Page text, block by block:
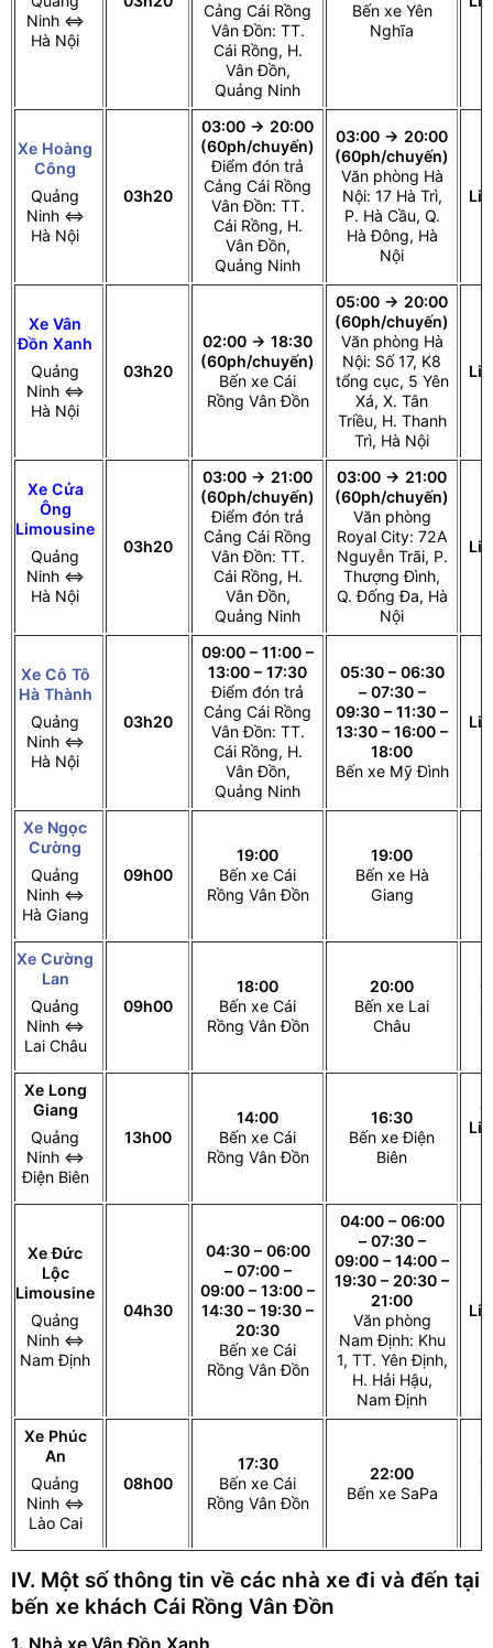
Ninh ⇔
Hà Nội
Cảng Cái Rồng
Vân Đồn: TT.
Cái Rồng, H.
Vân Đồn,
Quảng Ninh
Bến xe Yên
Nghĩa
Xe Hoàng
Công
Quảng
Ninh ⇔
Hà Nội
03h20
03:00 → 20:00
(60ph/chuyến)
Điểm đón trả
Cảng Cái Rồng
Vân Đồn: TT.
Cái Rồng, H.
Vân Đồn,
Quảng Ninh
03:00 → 20:00
(60ph/chuyến)
Văn phòng Hà
Nội: 17 Hà Trì,
P. Hà Cầu, Q.
Hà Đông, Hà
Nội
Xe Vân
Đồn Xanh
Quảng
Ninh ⇔
Hà Nội
03h20
02:00 → 18:30
(60ph/chuyến)
Bến xe Cái
Rồng Vân Đồn
05:00 → 20:00
(60ph/chuyến)
Văn phòng Hà
Nội: Số 17, K8
tổng cục, 5 Yên
Xá, X. Tân
Triều, H. Thanh
Trì, Hà Nội
Xe Cửa
Ông
Limousine
Quảng
Ninh ⇔
Hà Nội
03h20
03:00 → 21:00
(60ph/chuyến)
Điểm đón trả
Cảng Cái Rồng
Vân Đồn: TT.
Cái Rồng, H.
Vân Đồn,
Quảng Ninh
03:00 → 21:00
(60ph/chuyến)
Văn phòng
Royal City: 72A
Nguyễn Trãi, P.
Thượng Đình,
Q. Đống Đa, Hà
Nội
Xe Cô Tô
Hà Thành
Quảng
Ninh ⇔
Hà Nội
03h20
09:00 – 11:00 –
13:00 – 17:30
Điểm đón trả
Cảng Cái Rồng
Vân Đồn: TT.
Cái Rồng, H.
Vân Đồn,
Quảng Ninh
05:30 – 06:30
– 07:30 –
09:30 – 11:30 –
13:30 – 16:00 –
18:00
Bến xe Mỹ Đình
Xe Ngọc
Cường
Quảng
Ninh ⇔
Hà Giang
09h00
19:00
Bến xe Cái
Rồng Vân Đồn
19:00
Bến xe Hà
Giang
Xe Cường
Lan
Quảng
Ninh ⇔
Lai Châu
09h00
18:00
Bến xe Cái
Rồng Vân Đồn
20:00
Bến xe Lai
Châu
Xe Long
Giang
Quảng
Ninh ⇔
Điện Biên
13h00
14:00
Bến xe Cái
Rồng Vân Đồn
16:30
Bến xe Điện
Biên
Xe Đức
Lộc
Limousine
Quảng
Ninh ⇔
Nam Định
04h30
04:30 – 06:00
– 07:00 –
09:00 – 13:00 –
14:30 – 19:30 –
20:30
Bến xe Cái
Rồng Vân Đồn
04:00 – 06:00
– 07:30 –
09:00 – 14:00 –
19:30 – 20:30 –
21:00
Văn phòng
Nam Định: Khu
1, TT. Yên Định,
H. Hải Hậu,
Nam Định
Xe Phúc
An
Quảng
Ninh ⇔
Lào Cai
08h00
17:30
Bến xe Cái
Rồng Vân Đồn
22:00
Bến xe SaPa
IV. Một số thông tin về các nhà xe đi và đến tại
bến xe khách Cái Rồng Vân Đồn